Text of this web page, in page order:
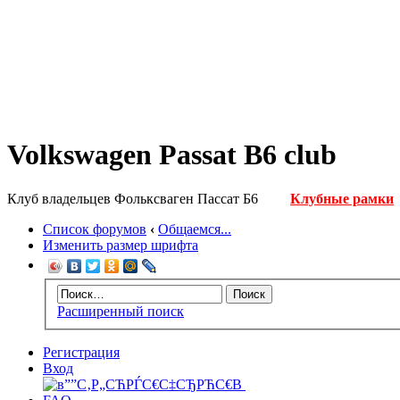
Volkswagen Passat B6 club
Клуб владельцев Фольксваген Пассат Б6
Клубные рамки
Список форумов ‹ Общаемся...
Изменить размер шрифта
Расширенный поиск
Регистрация
Вход